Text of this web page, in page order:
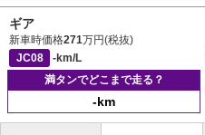
ギア
新車時価格271万円(税抜)
JC08
-km/L
満タンでどこまで走る？
-km